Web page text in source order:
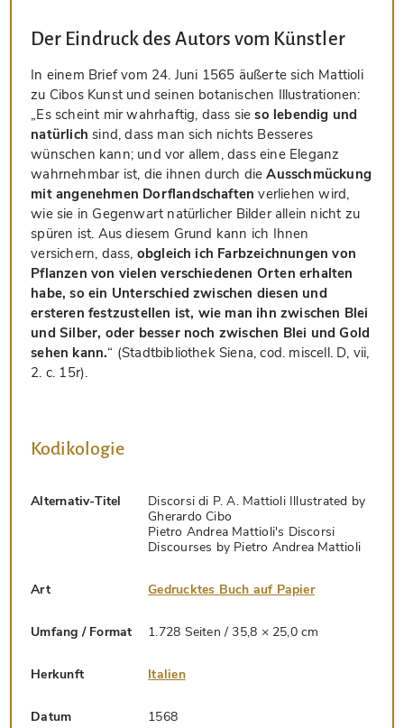
Der Eindruck des Autors vom Künstler
In einem Brief vom 24. Juni 1565 äußerte sich Mattioli
zu Cibos Kunst und seinen botanischen Illustrationen:
„Es scheint mir wahrhaftig, dass sieso lebendig und
natürlich sind, dass man sich nichts Besseres
wünschen kann; und vor allem, dass eine Eleganz
wahrnehmbar ist, die ihnen durch dieAusschmückung
mit angenehmen Dorflandschaften verliehen wird,
wie sie in Gegenwart natürlicher Bilder allein nicht zu
spüren ist. Aus diesem Grund kann ich Ihnen
versichern, dass, obgleich ich Farbzeichnungen von
Pflanzen von vielen verschiedenen Orten erhalten
habe, so ein Unterschied zwischen diesen und
ersteren festzustellen ist, wie man ihn zwischen Blei
und Silber, oder besser noch zwischen Blei und Gold
sehen kann.“ (Stadtbibliothek Siena, cod. miscell. D, vii,
2. c. 15r).
Kodikologie
Alternativ-Titel
Discorsi di P. A. Mattioli Illustrated by
Gherardo Cibo
Pietro Andrea Mattioli's Discorsi
Discourses by Pietro Andrea Mattioli
Art Gedrucktes Buch auf Papier
Umfang / Format 1.728 Seiten / 35,8 × 25,0 cm
Herkunft Italien
Datum 1568